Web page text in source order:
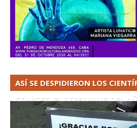
ASÍ SE DESPIDIERON LOS
CONICET. EL STREAMING DEL